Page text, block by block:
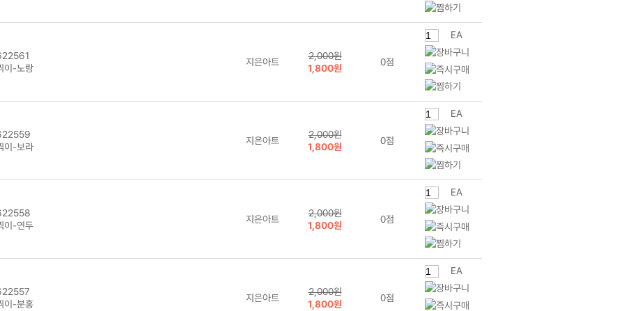
이-노랑
지은아트
2,000원
1,800원
0점
EA
이-보라
지은아트
2,000원
1,800원
0점
EA
이-연두
지은아트
2,000원
1,800원
0점
EA
이-분홍
지은아트
2,000원
1,800원
0점
EA